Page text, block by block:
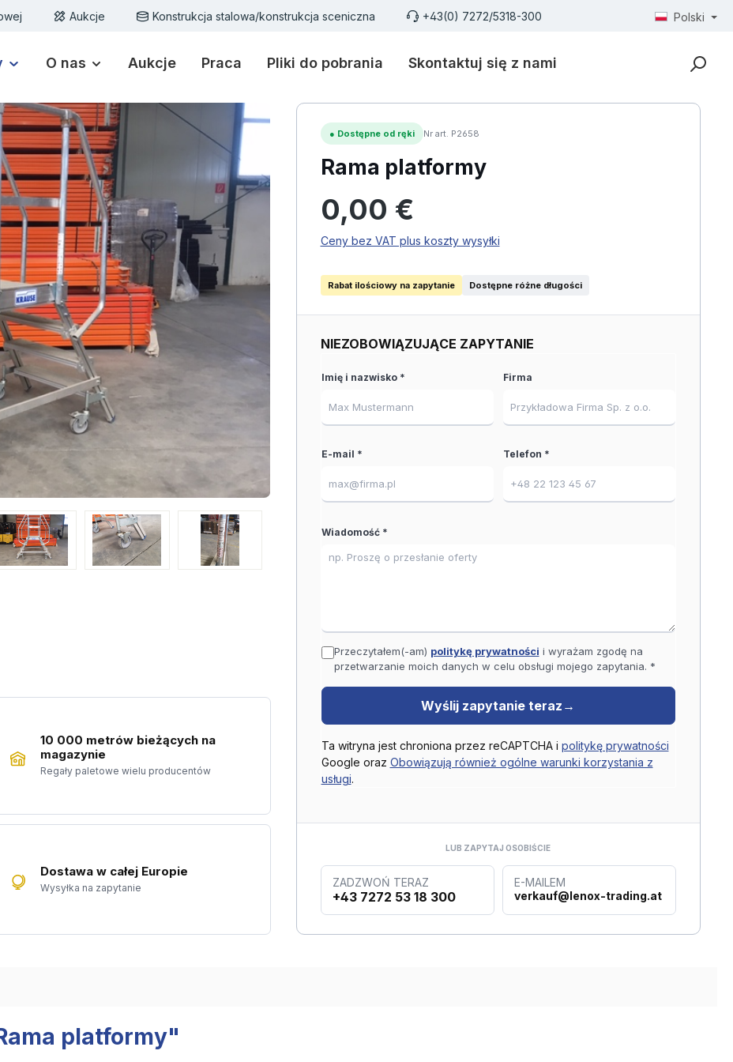
Aukcje Konstrukcja stalowa/konstrukcja sceniczna +43(0) 7272/5318-300 Polski
O nas Aukcje Praca Pliki do pobrania Skontaktuj się z nami
● Dostępne od ręki Nr art. P2658
Rama platformy
Cena regularna:
0,00 €
Ceny bez VAT plus koszty wysyłki
Rabat ilościowy na zapytanie Dostępne różne długości
NIEZOBOWIĄZUJĄCE ZAPYTANIE
Imię i nazwisko * Firma
E-mail * Telefon *
Wiadomość *
Przeczytałem(-am) politykę prywatności i wyrażam zgodę na
przetwarzanie moich danych w celu obsługi mojego zapytania. *
Wyślij zapytanie teraz →
Ta witryna jest chroniona przez reCAPTCHA i politykę prywatności
Google oraz Obowiązują również ogólne warunki korzystania z
usługi.
LUB ZAPYTAJ OSOBIŚCIE
ZADZWOŃ TERAZ
+43 7272 53 18 300
E-MAILEM
verkauf@lenox-trading.at
10 000 metrów bieżących na
magazynie
Regały paletowe wielu producentów
Dostawa w całej Europie
Wysyłka na zapytanie
platformy"